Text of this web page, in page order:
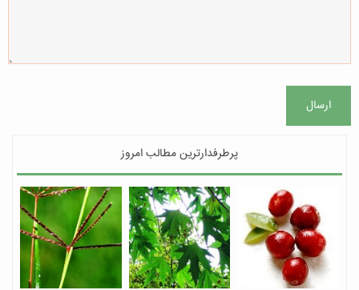
ارسال
پرطرفدارترین مطالب امروز